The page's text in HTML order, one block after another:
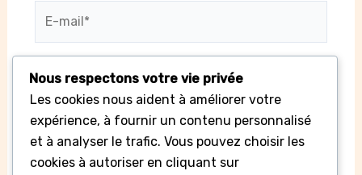
Site
Enregistrer mon nom, mon e-mail et mon
Nous respectons votre vie privée
Les cookies nous aident à améliorer votre
expérience, à fournir un contenu personnalisé
et à analyser le trafic. Vous pouvez choisir les
cookies à autoriser en cliquant sur